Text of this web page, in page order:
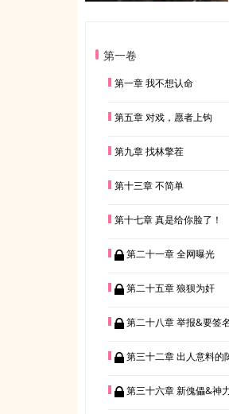
第一卷
第一章 我不想认命
第五章 对戏，愿者上钩
第九章 找林擎茬
第十三章 不简单
第十七章 真是给你脸了！
第二十一章 全网曝光
第二十五章 狼狈为奸
第二十八章 举报&要签名
第三十二章 出人意料的
第三十六章 新傀儡&神